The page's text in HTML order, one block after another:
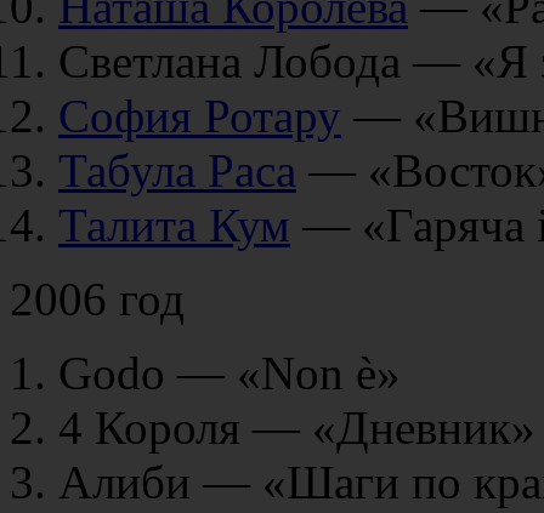
Светлана Лобода — «Я
София Ротару —
Табула Раса —
Талита Кум — «Гаряча
2006 год
Godo — «Non è»
4 Короля — «Дневник»
Алиби — «Шаги по